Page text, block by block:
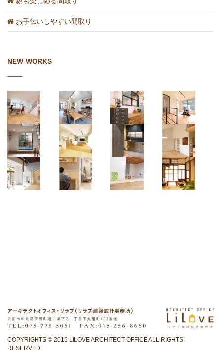
お手伝いしやすい間取り
NEW WORKS
COPYRIGHTS © 2015 LILOVE ARCHITECT OFFICE ALL RIGHTS
RESERVED